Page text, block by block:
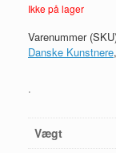
Ikke på lager
Varenummer
Danske Kunstnere,
.
Vægt